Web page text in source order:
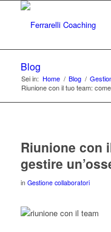
Blog
Sei in: Home / Blog /
Riunione con il tuo team:
Riunione con
gestire
in Gestione collaboratori